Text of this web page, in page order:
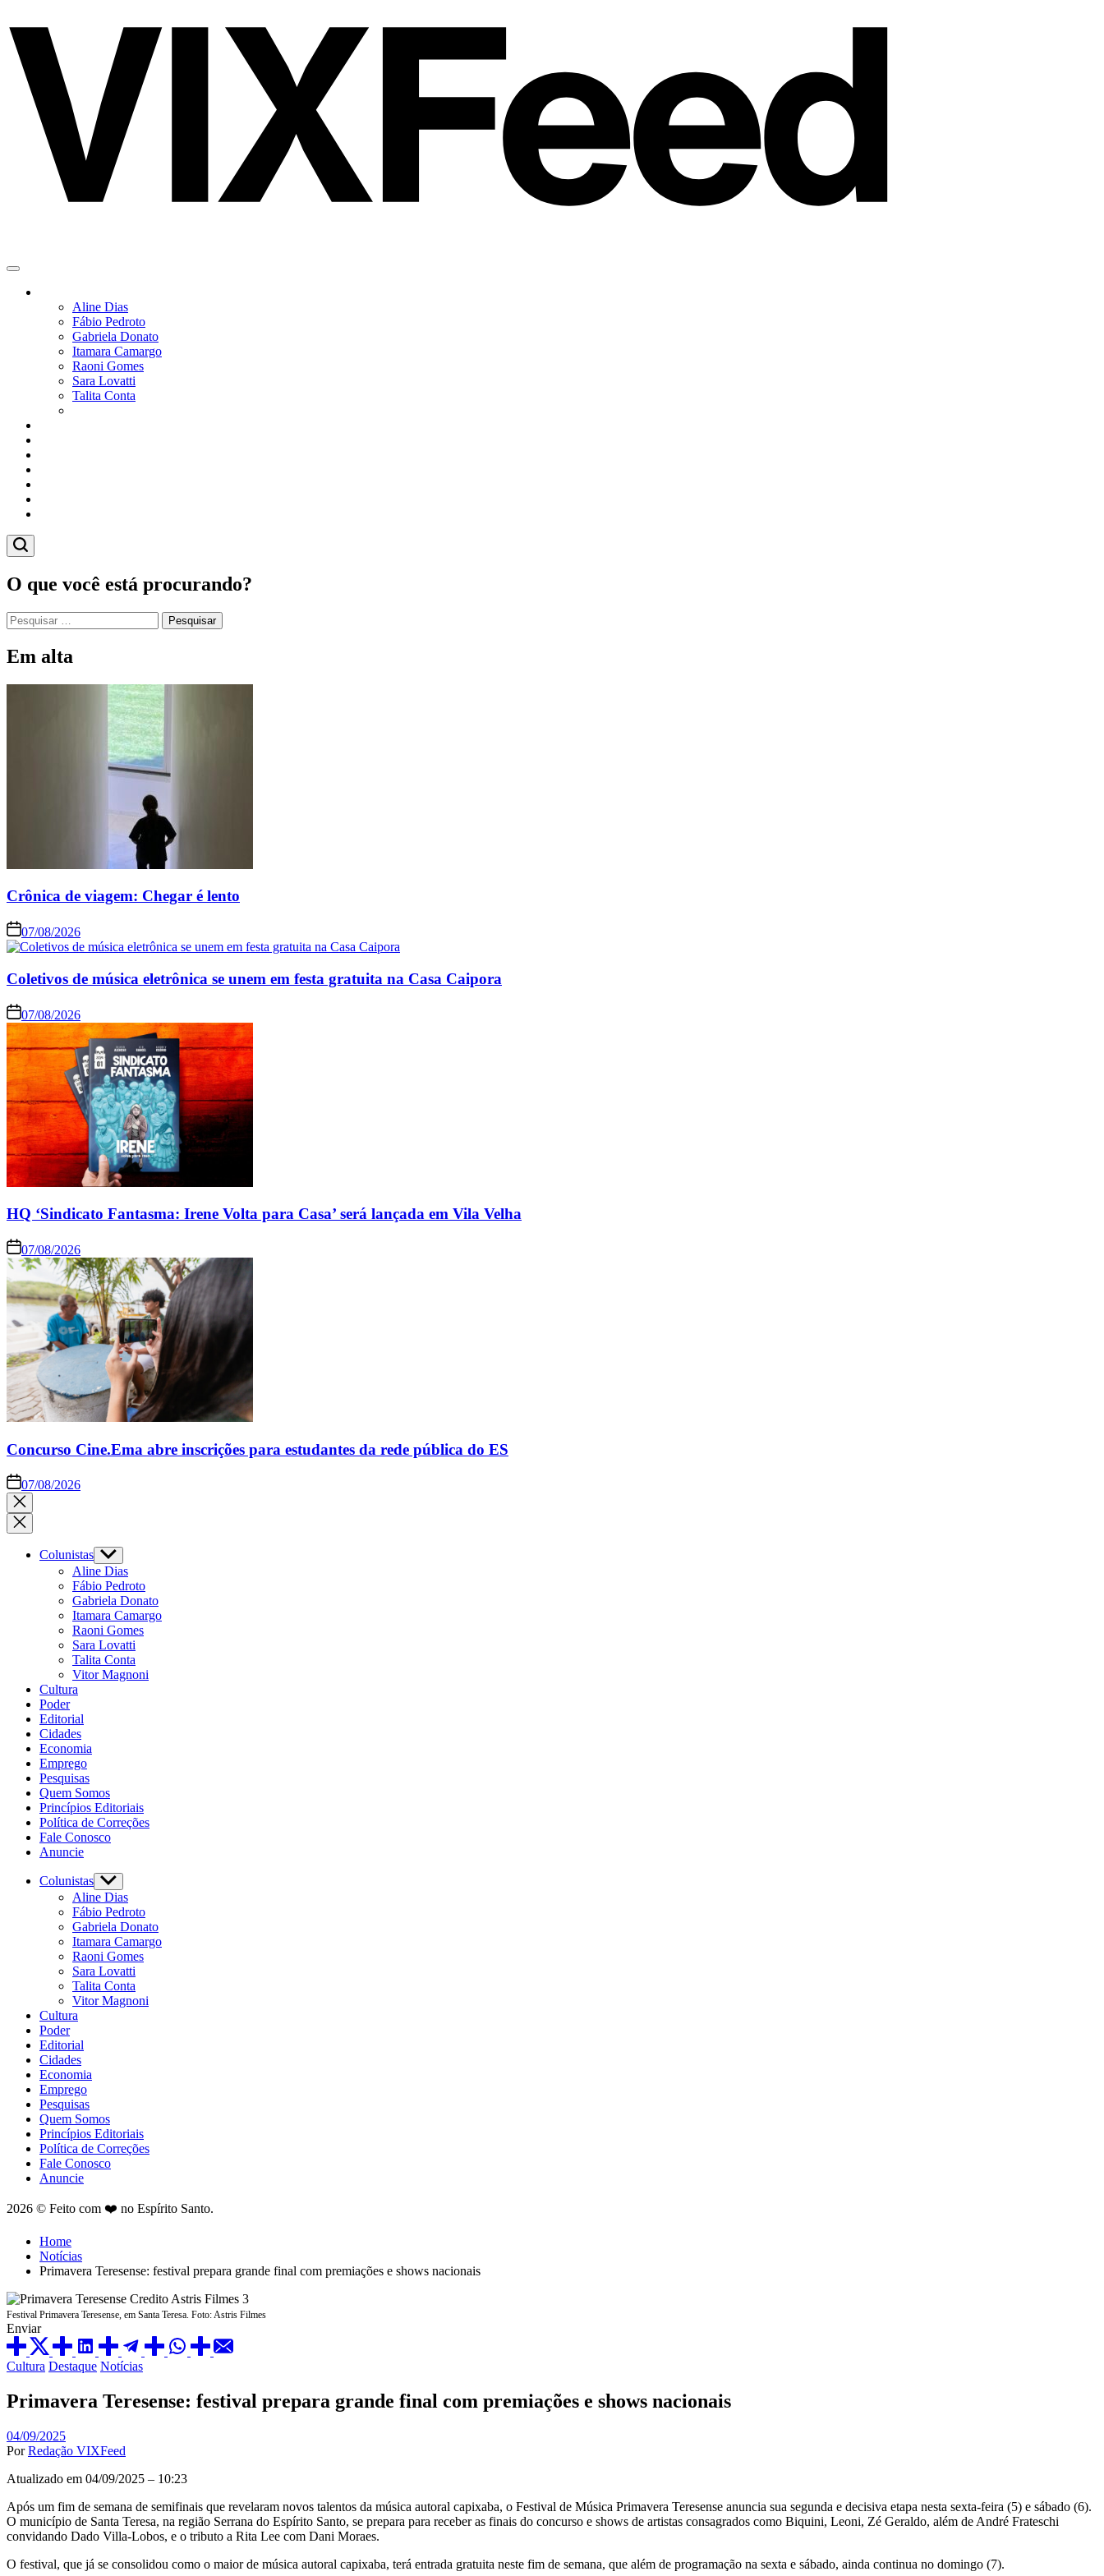
VIXFeed
NotíciasAline Dias
Fábio Pedroto
Gabriela Donato
Itamara Camargo
Raoni Gomes
Sara Lovatti
Talita Conta
O que você está procurando?
Pesquisar
por:
Em alta
Crônica de viagem: Chegar é lento
07/08/2026
Coletivos de música eletrônica se unem em festa gratuita na Casa Caipora
07/08/2026
HQ ‘Sindicato Fantasma: Irene Volta para Casa’ será lançada em Vila Velha
07/08/2026
Concurso Cine.Ema abre inscrições para estudantes da rede pública do ES
07/08/2026
Close
search
Colunistas Show
sub
menu
Aline Dias
Fábio Pedroto
Gabriela Donato
Itamara Camargo
Raoni Gomes
Sara Lovatti
Talita Conta
Vitor Magnoni
Cultura
Poder
Editorial
Cidades
Economia
Emprego
Pesquisas
Quem Somos
Princípios Editoriais
Política de Correções
Fale Conosco
Anuncie
Colunistas Show
sub
menu
Aline Dias
Fábio Pedroto
Gabriela Donato
Itamara Camargo
Raoni Gomes
Sara Lovatti
Talita Conta
Vitor Magnoni
Cultura
Poder
Editorial
Cidades
Economia
Emprego
Pesquisas
Quem Somos
Princípios Editoriais
Política de Correções
Fale Conosco
Anuncie
2026 © Feito com ❤️ no Espírito Santo.
Home
Notícias
Primavera Teresense: festival prepara grande final com premiações e shows nacionais
Festival Primavera Teresense, em Santa Teresa. Foto: Astris Filmes
Enviar
Posted
Cultura Destaque Notícias
Primavera Teresense: festival prepara grande final com premiações e shows nacionais
04/09/2025
Por Redação VIXFeed
Atualizado em 04/09/2025 – 10:23
Após um fim de semana de semifinais que revelaram novos talentos da música autoral capixaba, o Festival de Música Primavera Teresense anuncia sua segunda e decisiva etapa nesta sexta-feira (5) e sábado (6).
O município de Santa Teresa, na região Serrana do Espírito Santo, se prepara para receber as finais do concurso e shows de artistas consagrados como Biquini, Leoni, Zé Geraldo, além de André Frateschi
convidando Dado Villa-Lobos, e o tributo a Rita Lee com Dani Moraes.
O festival, que já se consolidou como o maior de música autoral capixaba, terá entrada gratuita neste fim de semana, que além de programação na sexta e sábado, ainda continua no domingo (7).